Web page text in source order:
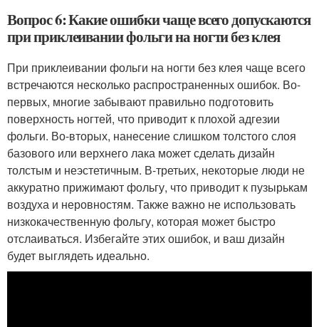
Вопрос 6: Какие ошибки чаще всего допускаются
при приклеивании фольги на ногти без клея
При приклеивании фольги на ногти без клея чаще всего
встречаются несколько распространенных ошибок. Во-
первых, многие забывают правильно подготовить
поверхность ногтей, что приводит к плохой адгезии
фольги. Во-вторых, нанесение слишком толстого слоя
базового или верхнего лака может сделать дизайн
толстым и неэстетичным. В-третьих, некоторые люди не
аккуратно прижимают фольгу, что приводит к пузырькам
воздуха и неровностям. Также важно не использовать
низкокачественную фольгу, которая может быстро
отслаиваться. Избегайте этих ошибок, и ваш дизайн
будет выглядеть идеально.